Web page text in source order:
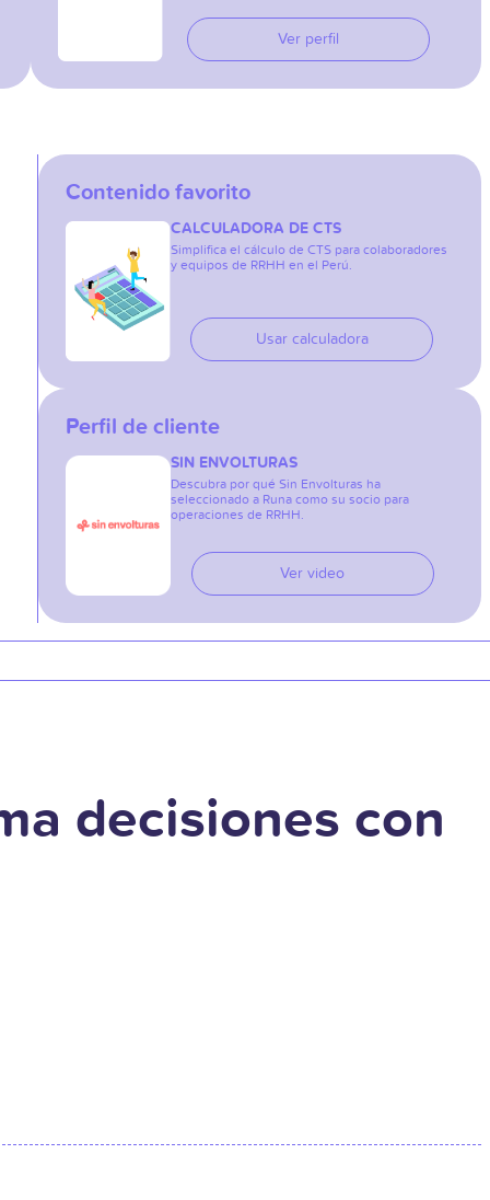
Ver perfil
Contenido favorito
CALCULADORA DE CTS
Simplifica el cálculo de CTS para colaboradores
y equipos de RRHH en el Perú.
Usar calculadora
Perfil de cliente
SIN ENVOLTURAS
Descubra por qué Sin Envolturas ha
seleccionado a Runa como su socio para
operaciones de RRHH.
Ver video
decisiones con